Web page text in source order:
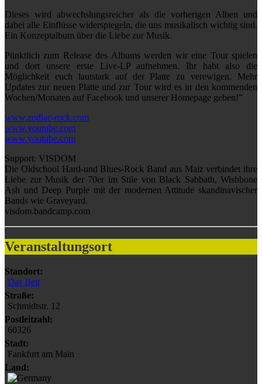
Dieses wird abwechslungsreicher als die vorherigen Alben und
dabei alle Einflüsse widerspiegeln, die uns musikalisch wichtig sind.
Ein Konzeptalbum über die Liebe zur Musik.
Pünktlich zum Release des Albums werden wir eine Tour spielen
und dort unsere erste Live-LP aufnehmen. Ihr habt also die
Möglichkeit euch lautstark auf der Platte zu verewigen. Mehr
Updates zur neuen Platte und zur Tour wird es in den kommenden
Wochen/Monaten auf Facebook und unserer Homepage geben!”
www.zodiac-rock.com
www.youtube.com
www.youtube.com
Support: VISDOM
Die Oldschool Hard-und Blues-Rock Band aus Maiz verbindet ihre
Liebe zur Musik der 70er im Stile von Black Sabbath, Wishbone
Ash und Deep Purple mit der modernen Attitude skandinavischer
Bands wie Graveyard.
visdom.bandcamp.com
Veranstaltungsort
Standort:
Das Bett
Straße:
Schmidtstr. 12
Postleitzahl:
60326
Stadt:
Fankfurt am Main
Land: